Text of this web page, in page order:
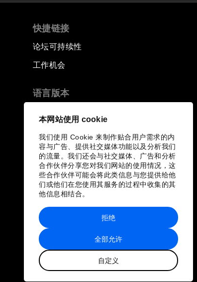
本网站使用 cookie
我们使用 Cookie 来制作贴合用户需求的内
容与广告、提供社交媒体功能以及分析我们
的流量。我们还会与社交媒体、广告和分析
合作伙伴分享您对我们网站的使用情况，这
些合作伙伴可能会将此类信息与您提供给他
们或他们在您使用其服务的过程中收集的其
他信息相结合。
全部允许
自定义
拒绝
快捷链接
论坛可持续性
工作机会
语言版本